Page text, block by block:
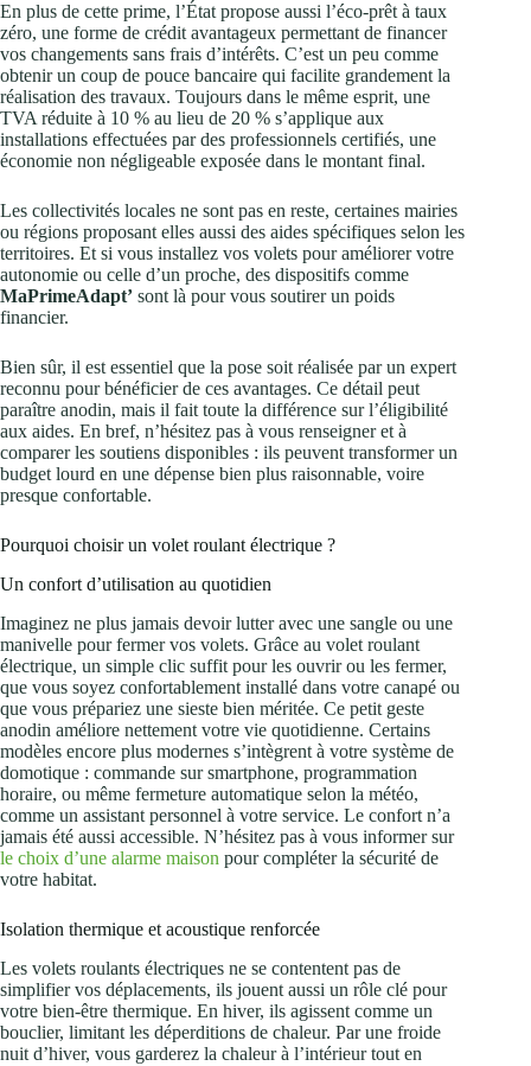
En plus de cette prime, l’État propose aussi l’éco-prêt à taux
zéro, une forme de crédit avantageux permettant de financer
vos changements sans frais d’intérêts. C’est un peu comme
obtenir un coup de pouce bancaire qui facilite grandement la
réalisation des travaux. Toujours dans le même esprit, une
TVA réduite à 10 % au lieu de 20 % s’applique aux
installations effectuées par des professionnels certifiés, une
économie non négligeable exposée dans le montant final.
Les collectivités locales ne sont pas en reste, certaines mairies
ou régions proposant elles aussi des aides spécifiques selon les
territoires. Et si vous installez vos volets pour améliorer votre
autonomie ou celle d’un proche, des dispositifs comme
MaPrimeAdapt’ sont là pour vous soutirer un poids
financier.
Bien sûr, il est essentiel que la pose soit réalisée par un expert
reconnu pour bénéficier de ces avantages. Ce détail peut
paraître anodin, mais il fait toute la différence sur l’éligibilité
aux aides. En bref, n’hésitez pas à vous renseigner et à
comparer les soutiens disponibles : ils peuvent transformer un
budget lourd en une dépense bien plus raisonnable, voire
presque confortable.
Pourquoi choisir un volet roulant électrique ?
Un confort d’utilisation au quotidien
Imaginez ne plus jamais devoir lutter avec une sangle ou une
manivelle pour fermer vos volets. Grâce au volet roulant
électrique, un simple clic suffit pour les ouvrir ou les fermer,
que vous soyez confortablement installé dans votre canapé ou
que vous prépariez une sieste bien méritée. Ce petit geste
anodin améliore nettement votre vie quotidienne. Certains
modèles encore plus modernes s’intègrent à votre système de
domotique : commande sur smartphone, programmation
horaire, ou même fermeture automatique selon la météo,
comme un assistant personnel à votre service. Le confort n’a
jamais été aussi accessible. N’hésitez pas à vous informer sur
le choix d’une alarme maison pour compléter la sécurité de
votre habitat.
Isolation thermique et acoustique renforcée
Les volets roulants électriques ne se contentent pas de
simplifier vos déplacements, ils jouent aussi un rôle clé pour
votre bien-être thermique. En hiver, ils agissent comme un
bouclier, limitant les déperditions de chaleur. Par une froide
nuit d’hiver, vous garderez la chaleur à l’intérieur tout en